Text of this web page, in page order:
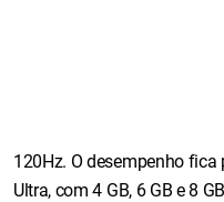
120Hz. O desempenho fica
Ultra, com 4 GB, 6 GB e 8